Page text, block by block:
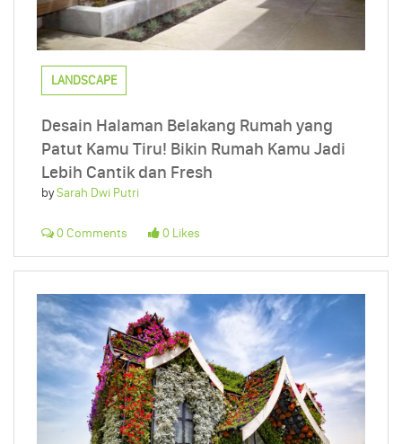
LANDSCAPE
Desain Halaman Belakang Rumah yang
Patut Kamu Tiru! Bikin Rumah Kamu Jadi
Lebih Cantik dan Fresh
bySarah Dwi Putri
0 Comments 0 Likes